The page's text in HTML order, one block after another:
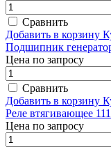
Сравнить
Добавить в корзину
Подшипник
Цена по запросу
Сравнить
Добавить в корзину
Реле втягивающее
Цена по запросу